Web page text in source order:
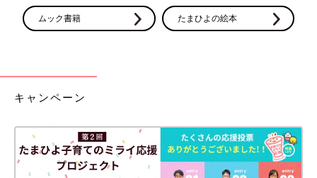
ムック書籍 たまひよの絵本
キャンペーン